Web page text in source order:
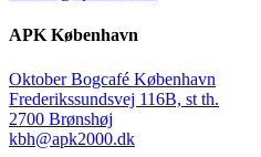
APK København
Oktober Bogcafé København
Frederikssundsvej 116B, st th.
2700 Brønshøj
kbh@apk2000.dk